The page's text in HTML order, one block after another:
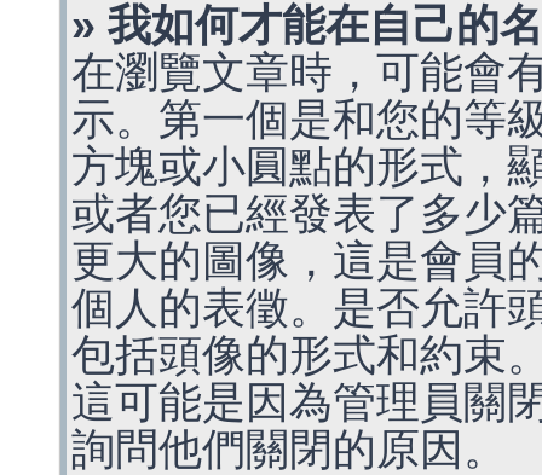
» 我如何才能在自己的
在瀏覽文章時，可能會
示。第一個是和您的等
方塊或小圓點的形式，
或者您已經發表了多少
更大的圖像，這是會員
個人的表徵。是否允許
包括頭像的形式和約束
這可能是因為管理員關
詢問他們關閉的原因。